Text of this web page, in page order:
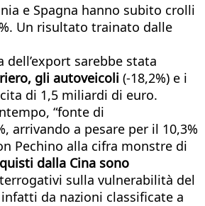
e Spagna hanno subito crolli
Un risultato trainato dalle
sarebbe stata
gli autoveicoli (-18,2%) e i
di 1,5 miliardi di euro.
“fonte di
arrivando a pesare per il 10,3%
Pechino alla cifra monstre di
dalla Cina sono
sulla vulnerabilità del
da nazioni classificate a